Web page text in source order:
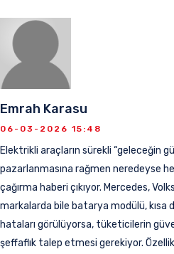
Emrah Karasu
06-03-2026 15:48
Elektrikli araçların sürekli “geleceğin
pazarlanmasına rağmen neredeyse
çağırma haberi çıkıyor. Mercedes,
markalarda bile batarya modülü, kısa
hataları görülüyorsa, tüketicilerin
şeffaflık talep etmesi gerekiyor.